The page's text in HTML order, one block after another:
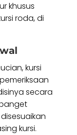
khusus
roda, di
kursi
secara
kursi.